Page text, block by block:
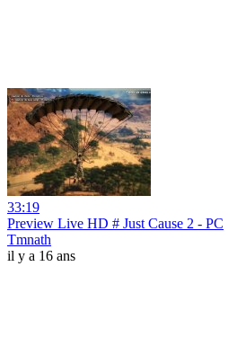
33:19
Preview Live HD # Just Cause 2 - PC
Tmnath
il y a 16 ans